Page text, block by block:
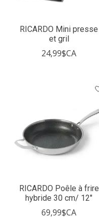
RICARDO Mini presse
et gril
24,99$CA
RICARDO Poêle à frire
hybride 30 cm/ 12"
69,99$CA